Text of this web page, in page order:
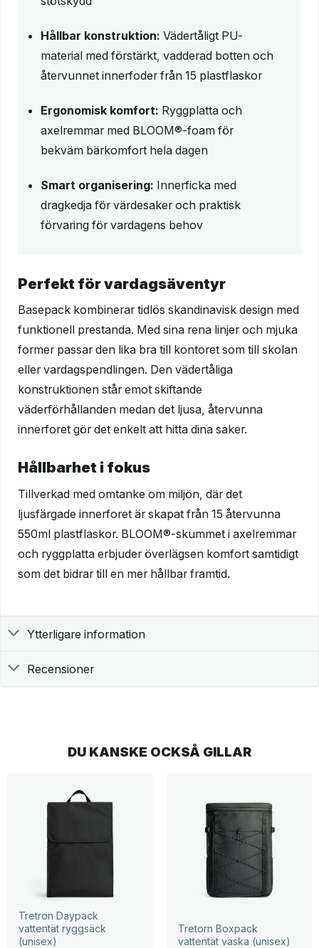
Hållbar konstruktion: Vädertåligt PU-
material med förstärkt, vadderad botten och
återvunnet innerfoder från 15 plastflaskor
Ergonomisk komfort: Ryggplatta och
axelremmar med BLOOM®-foam för
bekväm bärkomfort hela dagen
Smart organisering: Innerficka med
dragkedja för värdesaker och praktisk
förvaring för vardagens behov
Perfekt för vardagsäventyr
Basepack kombinerar tidlös skandinavisk design med
funktionell prestanda. Med sina rena linjer och mjuka
former passar den lika bra till kontoret som till skolan
eller vardagspendlingen. Den vädertåliga
konstruktionen står emot skiftande
väderförhållanden medan det ljusa, återvunna
innerforet gör det enkelt att hitta dina saker.
Hållbarhet i fokus
Tillverkad med omtanke om miljön, där det
ljusfärgade innerforet är skapat från 15 återvunna
550ml plastflaskor. BLOOM®-skummet i axelremmar
och ryggplatta erbjuder överlägsen komfort samtidigt
som det bidrar till en mer hållbar framtid.
Ytterligare information
Recensioner
DU KANSKE OCKSÅ GILLAR
Tretron Daypack
vattentät ryggsäck
(unisex)
Tretorn Boxpack
vattentät väska (unisex)